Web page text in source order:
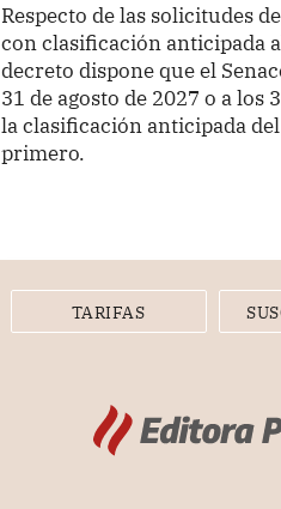
Respecto de las solicitudes
con clasificación anticipada
decreto dispone que el
31 de agosto de 2027 o a
la clasificación anticipada
primero.
TARIFAS